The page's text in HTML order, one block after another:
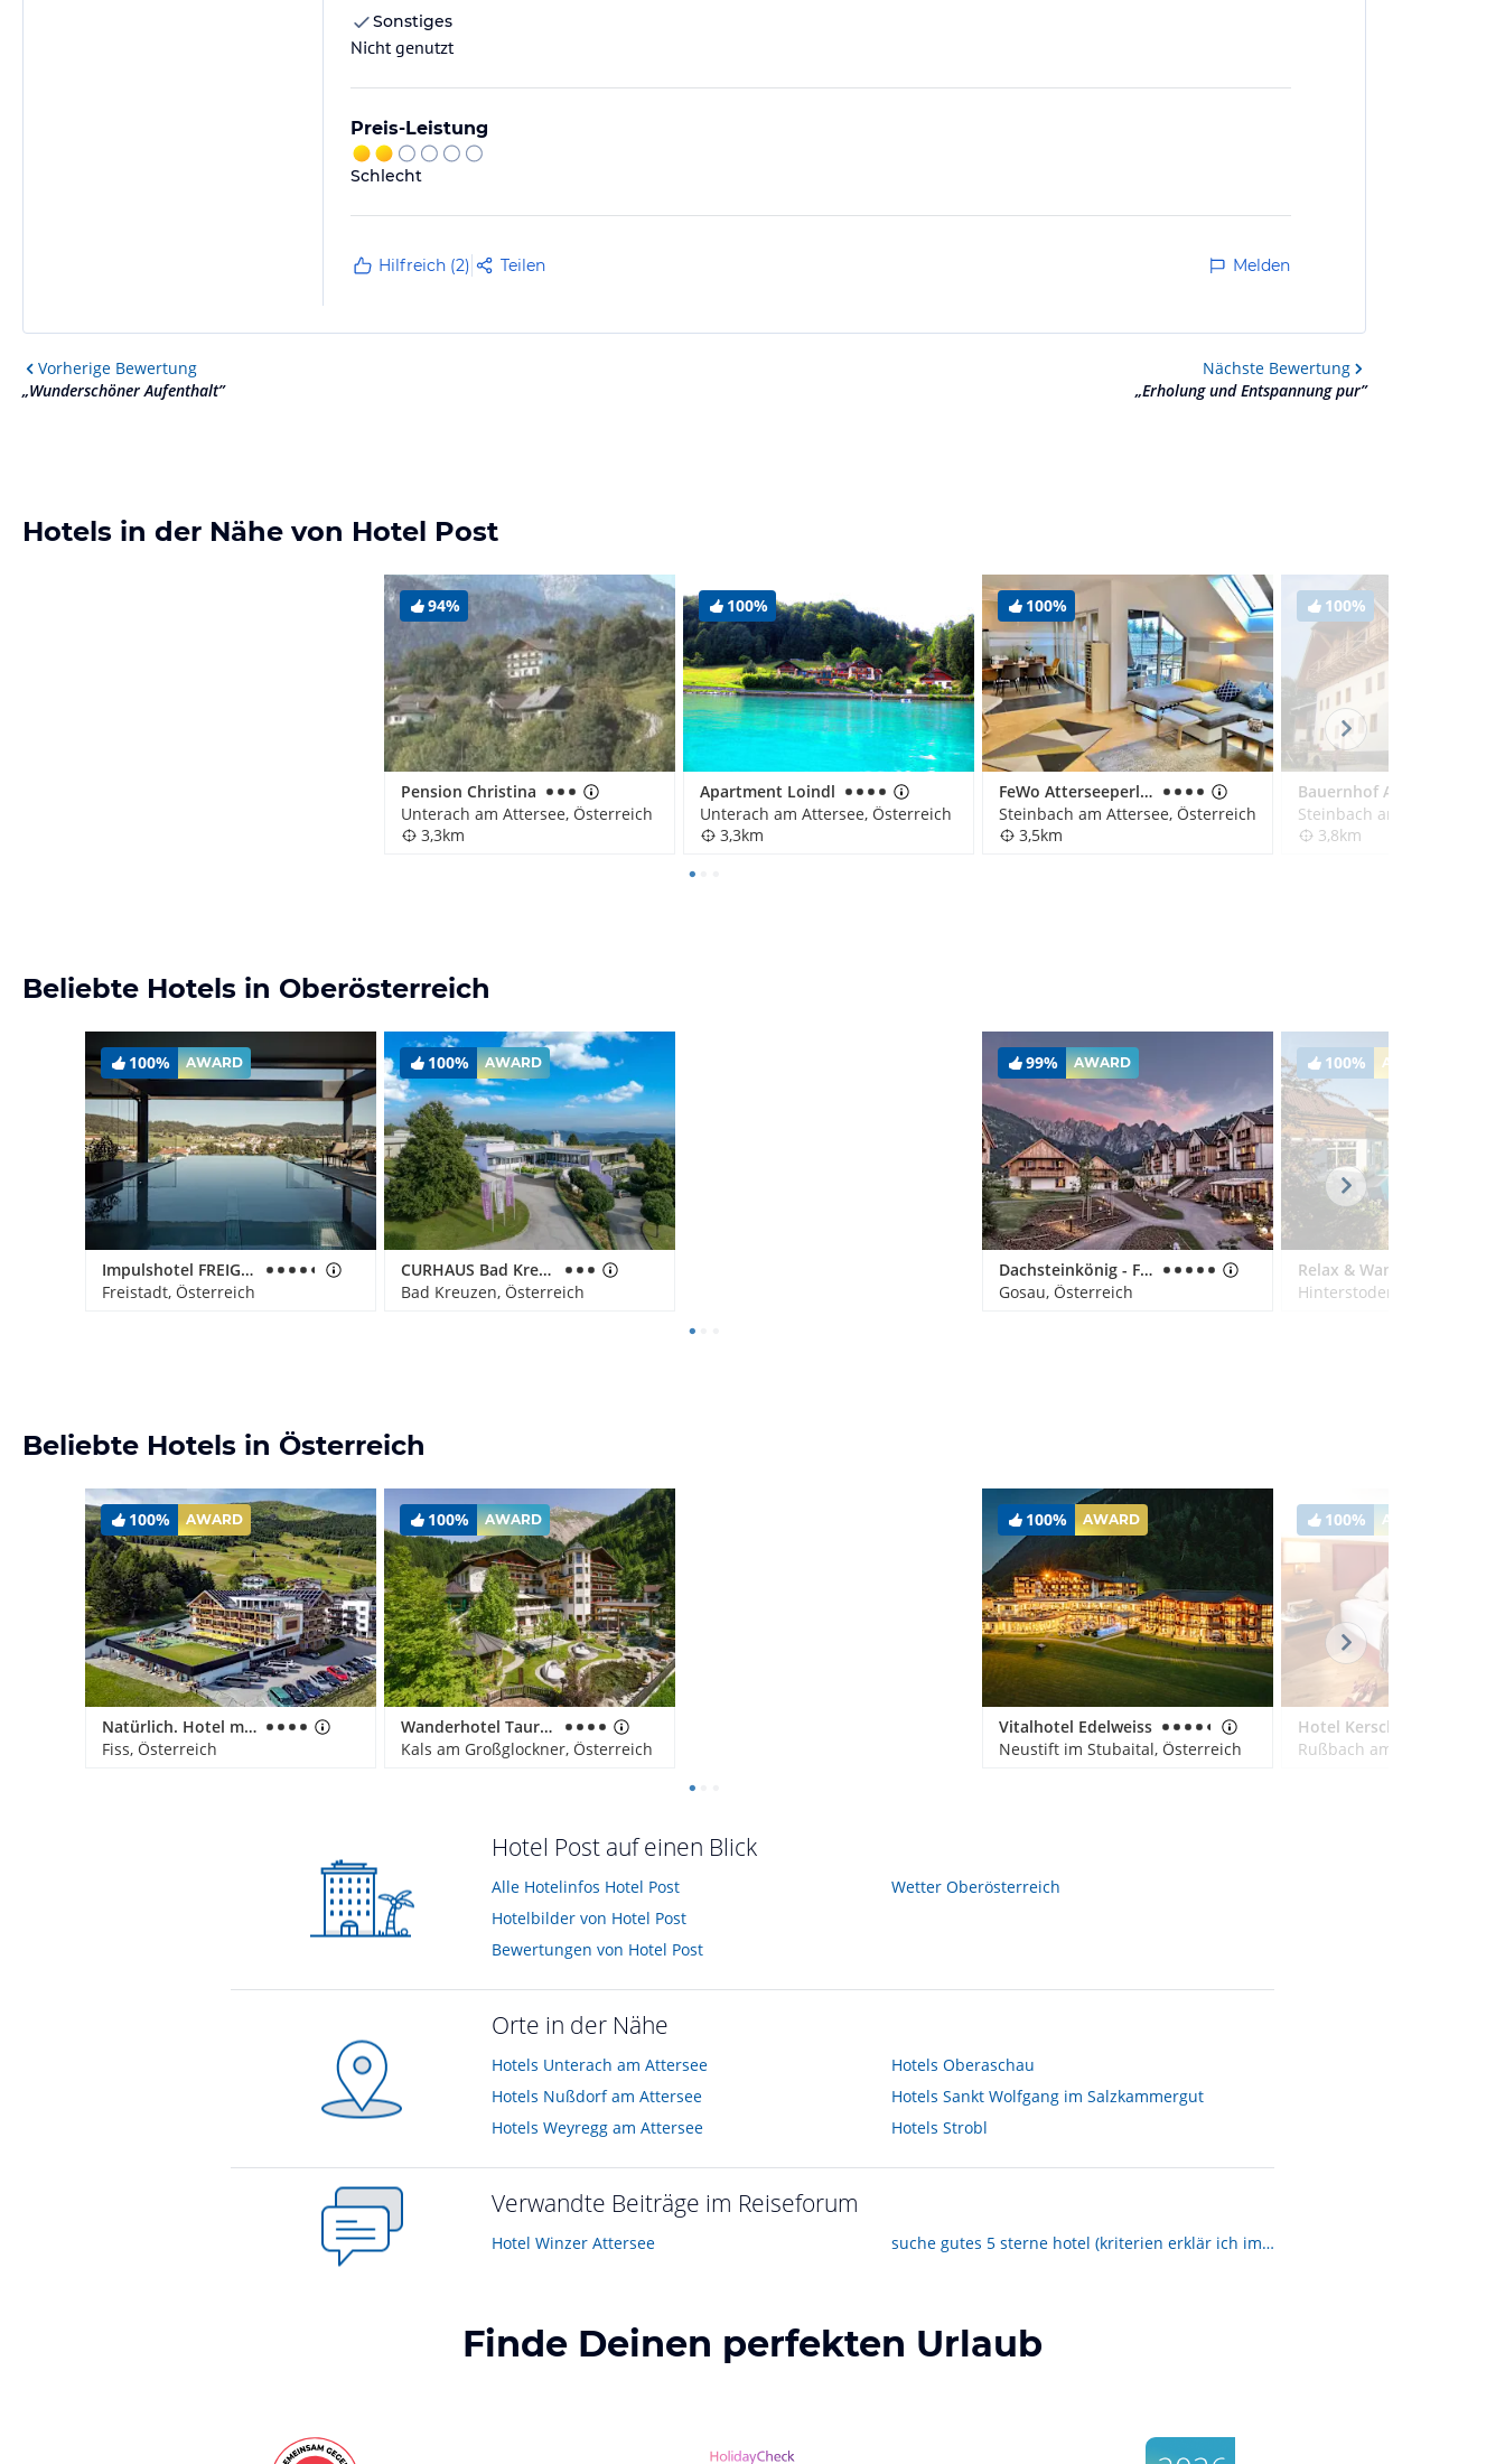
Sonstiges
Nicht genutzt
Preis-Leistung
Schlecht
Hilfreich (2) Teilen Melden
Vorherige Bewertung
„Wunderschöner Aufenthalt”
Nächste Bewertung
„Erholung und Entspannung pur”
Hotels in der Nähe von Hotel Post
94%
Pension Christina
Unterach am Attersee, Österreich
3,3km
100%
Apartment Loindl
Unterach am Attersee, Österreich
3,3km
100%
FeWo Atterseeperle - 80m2 mit See- und Gebirgsblick
Steinbach am Attersee, Österreich
3,5km
100%
Steinbach am Attersee,
3,8km
Beliebte Hotels in Oberösterreich
100% AWARD
Impulshotel FREIGOLD
Freistadt, Österreich
100% AWARD
CURHAUS Bad Kreuzen
Bad Kreuzen, Österreich
99% AWARD
Dachsteinkönig - Familux Resort
Gosau, Österreich
100% AWARD
Hinterstoder, Österreich
Beliebte Hotels in Österreich
100% AWARD
Natürlich. Hotel mit Charakter
Fiss, Österreich
100% AWARD
Wanderhotel Taurerwirt
Kals am Großglockner, Österreich
100% AWARD
Vitalhotel Edelweiss
Neustift im Stubaital, Österreich
100% AWARD
Hotel Post auf einen Blick
Alle Hotelinfos Hotel Post
Hotelbilder von Hotel Post
Bewertungen von Hotel Post
Wetter Oberösterreich
Orte in der Nähe
Hotels Unterach am Attersee
Hotels Nußdorf am Attersee
Hotels Weyregg am Attersee
Hotels Oberaschau
Hotels Sankt Wolfgang im Salzkammergut
Hotels Strobl
Verwandte Beiträge im Reiseforum
Hotel Winzer Attersee suche gutes 5 sterne hotel (kriterien erklär ich im post)
Finde Deinen perfekten Urlaub